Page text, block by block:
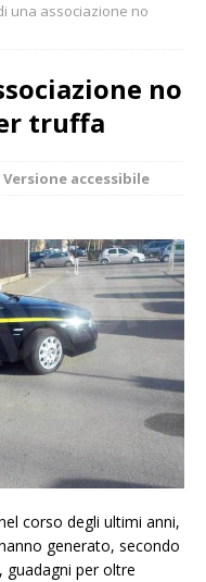
una associazione no
no
truffa
Versione accessibile
corso degli ultimi anni,
generato, secondo
guadagni per oltre